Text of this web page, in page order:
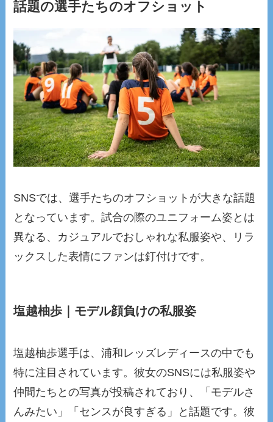
話題の選手たちのオフショット
SNSでは、選手たちのオフショットが大きな話題
となっています。試合の際のユニフォーム姿とは
異なる、カジュアルでおしゃれな私服姿や、リラ
ックスした表情にファンは釘付けです。
塩越柚歩｜モデル顔負けの私服姿
塩越柚歩選手は、浦和レッズレディースの中でも
特に注目されています。彼女のSNSには私服姿や
仲間たちとの写真が投稿されており、「モデルさ
んみたい」「センスが良すぎる」と話題です。彼